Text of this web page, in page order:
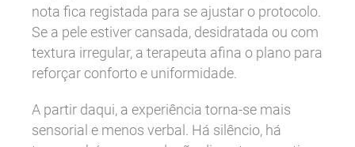
nota fica registada para se ajustar o protocolo.
Se a pele estiver cansada, desidratada ou com
textura irregular, a terapeuta afina o plano para
reforçar conforto e uniformidade.
A partir daqui, a experiência torna-se mais
sensorial e menos verbal. Há silêncio, há